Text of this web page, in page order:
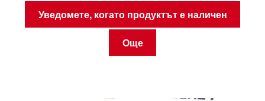
Уведомете, когато продуктът е наличен
Още